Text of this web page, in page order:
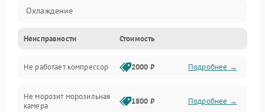
Охлаждение
Механика
Электропитание
Дренаж
Неисправности Стоимость
Не работает компрессор 2000 ₽ Подробнее →
Не морозит морозильная
камера
1800 ₽ Подробнее →